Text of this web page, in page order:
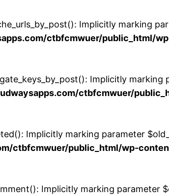
Implicitly marking
ctbfcmwuer/public_html/
Implicitly
ctbfcmwuer/
Implicitly marking parameter
ctbfcmwuer/public_html/wp-
Implicitly marking